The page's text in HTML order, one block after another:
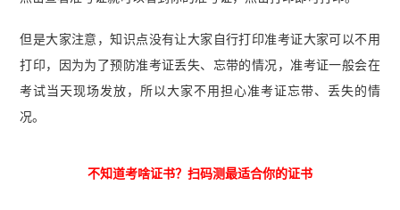
但是大家注意，知识点没有让大家自行打印准考证大家可以不用
打印，因为为了预防准考证丢失、忘带的情况，准考证一般会在
考试当天现场发放，所以大家不用担心准考证忘带、丢失的情
况。
不知道考啥证书？扫码测最适合你的证书